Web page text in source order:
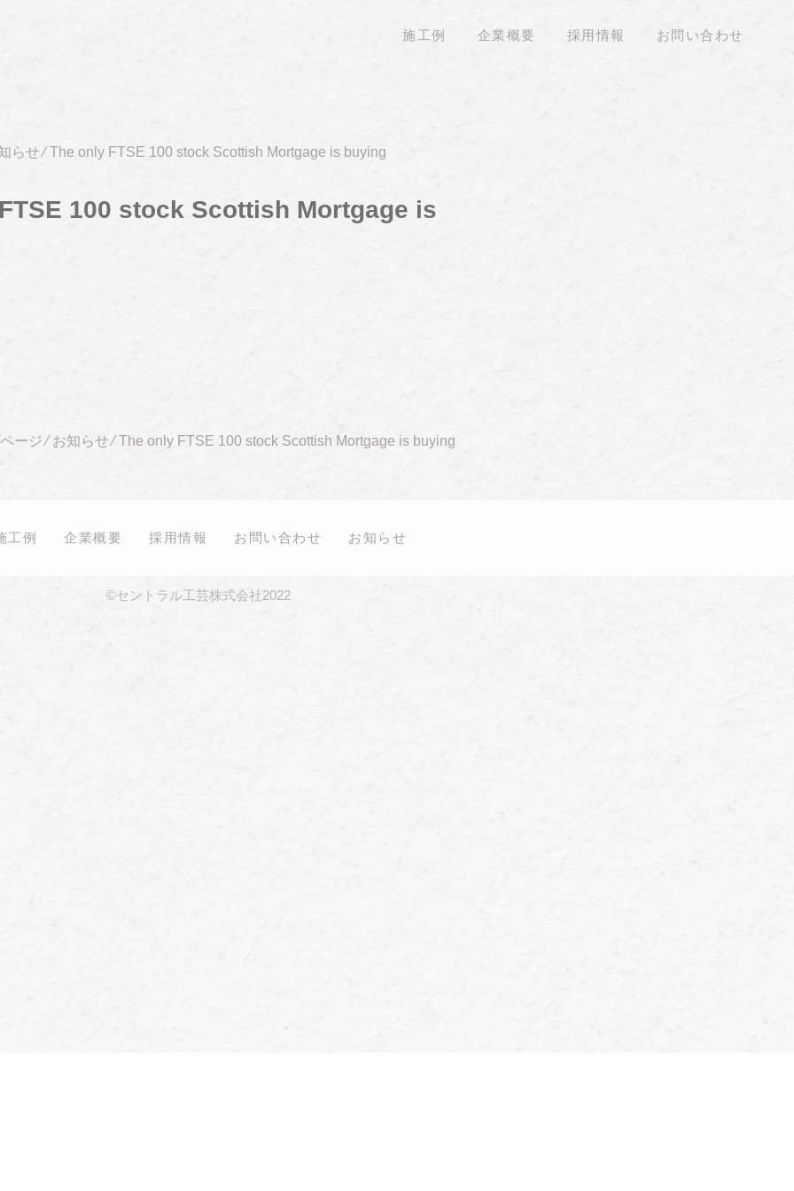
施工例 企業概要 採用情報 お問い合わせ
らせ⁄The only FTSE 100 stock Scottish Mortgage is buying
100 stock Scottish Mortgage is
ージ⁄ お知らせ⁄The only FTSE 100 stock Scottish Mortgage is buying
工例 企業概要 採用情報 お問い合わせ お知らせ
©セントラル工芸株式会社2022